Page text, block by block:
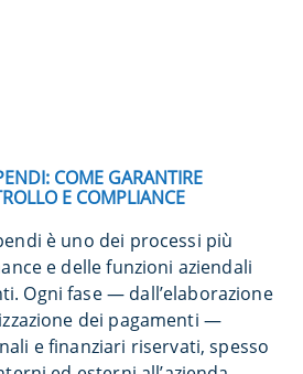
COME GARANTIRE
E COMPLIANCE
è uno dei processi più
e delle funzioni aziendali
Ogni fase — dall’elaborazione
dei pagamenti —
e finanziari riservati, spesso